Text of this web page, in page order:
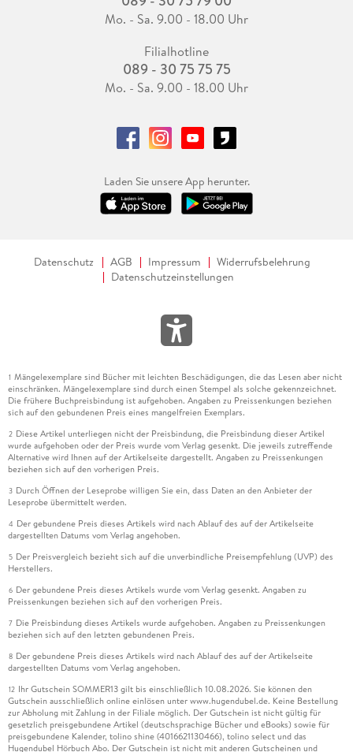
Mo. - Sa. 9.00 - 18.00 Uhr
Filialhotline
089 - 30 75 75 75
Mo. - Sa. 9.00 - 18.00 Uhr
Laden Sie unsere App herunter.
Datenschutz AGB Impressum
Widerrufsbelehrung
Datenschutzeinstellungen
1 Mängelexemplare sind Bücher mit leichten Beschädigungen, die das Lesen aber nicht
einschränken. Mängelexemplare sind durch einen Stempel als solche gekennzeichnet.
Die frühere Buchpreisbindung ist aufgehoben. Angaben zu Preissenkungen beziehen
sich auf den gebundenen Preis eines mangelfreien Exemplars.
2 Diese Artikel unterliegen nicht der Preisbindung, die Preisbindung dieser Artikel
wurde aufgehoben oder der Preis wurde vom Verlag gesenkt. Die jeweils zutreffende
Alternative wird Ihnen auf der Artikelseite dargestellt. Angaben zu Preissenkungen
beziehen sich auf den vorherigen Preis.
3 Durch Öffnen der Leseprobe willigen Sie ein, dass Daten an den Anbieter der
Leseprobe übermittelt werden.
4 Der gebundene Preis dieses Artikels wird nach Ablauf des auf der Artikelseite
dargestellten Datums vom Verlag angehoben.
5 Der Preisvergleich bezieht sich auf die unverbindliche Preisempfehlung (UVP) des
Herstellers.
6 Der gebundene Preis dieses Artikels wurde vom Verlag gesenkt. Angaben zu
Preissenkungen beziehen sich auf den vorherigen Preis.
7 Die Preisbindung dieses Artikels wurde aufgehoben. Angaben zu Preissenkungen
beziehen sich auf den letzten gebundenen Preis.
8 Der gebundene Preis dieses Artikels wird nach Ablauf des auf der Artikelseite
dargestellten Datums vom Verlag angehoben.
12 Ihr Gutschein SOMMER13 gilt bis einschließlich 10.08.2026. Sie können den
Gutschein ausschließlich online einlösen unter www.hugendubel.de. Keine Bestellung
zur Abholung mit Zahlung in der Filiale möglich. Der Gutschein ist nicht gültig für
gesetzlich preisgebundene Artikel (deutschsprachige Bücher und eBooks) sowie für
preisgebundene Kalender, tolino shine (4016621130466), tolino select und das
Hugendubel Hörbuch Abo. Der Gutschein ist nicht mit anderen Gutscheinen und